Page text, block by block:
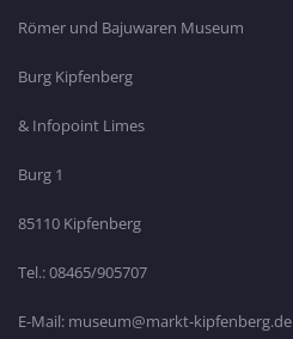
Römer und Bajuwaren Museum
Burg Kipfenberg
& Infopoint Limes
Burg 1
85110 Kipfenberg
Tel.: 08465/905707
E-Mail: museum@markt-kipfenberg.de